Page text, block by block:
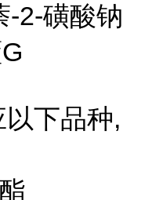
-2-磺酸钠
下品种,